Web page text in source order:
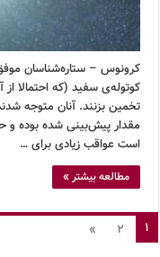
کرونوس – ستاره‌شناسان
کوتوله‌ی سفید (که احتمالا
تخمین بزنند. آنان متوجه
مقدار پیش‌بینی شده بوده و
است عواقب زیادی برای …
مطالعه بیشتر »
1
2
»